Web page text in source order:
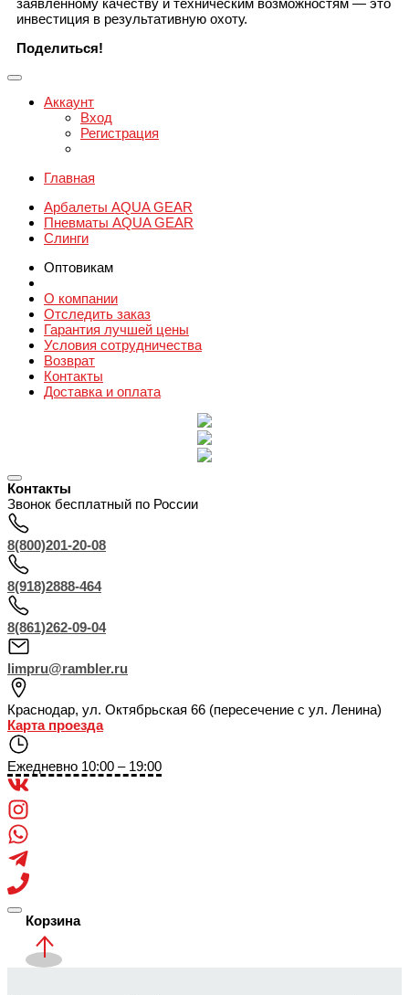
инвестиция в результативную охоту.
Поделиться!
Аккаунт
Вход
Регистрация
Главная
Арбалеты AQUA GEAR
Пневматы AQUA GEAR
Слинги
Оптовикам
О компании
Отследить заказ
Гарантия лучшей цены
Условия сотрудничества
Возврат
Контакты
Доставка и оплата
Контакты
Звонок бесплатный по России
8(800)201-20-08
8(918)2888-464
8(861)262-09-04
limpru@rambler.ru
Краснодар, ул. Октябрьская 66 (пересечение с ул. Ленина)
Карта проезда
Ежедневно 10:00 – 19:00
Корзина